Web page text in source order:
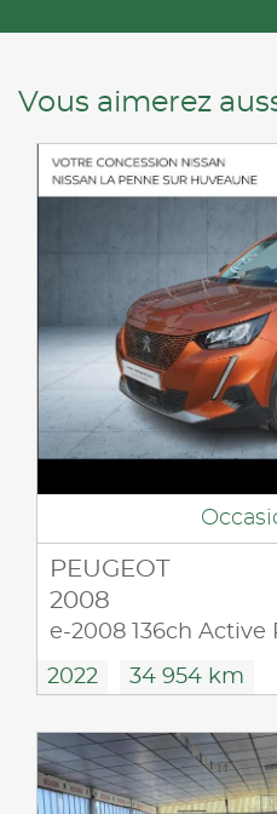
Vous aimerez
PEUGEOT
2008
e-2008 136ch Active
2022 34 954 km